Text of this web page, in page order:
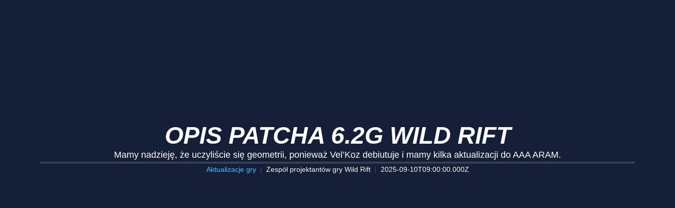
OPIS PATCHA 6.2G WILD RIFT
Mamy nadzieję, że uczyliście się geometrii, ponieważ Vel’Koz debiutuje i mamy kilka aktualizacji do AAA ARAM.
Aktualizacje gry Zespół projektantów gry Wild Rift 2025-09-10T09:00:00.000Z